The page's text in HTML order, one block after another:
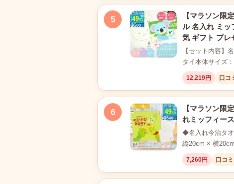
5
【マラソン限
ル 名入れ ミッ
気 ギフト プレ
【セット内容】
タイ本体サイ
12,219円 口コ
6
【マラソン限
れミッフィー
◆名入れ今治タ
縦20cm × 横
7,260円 口コ